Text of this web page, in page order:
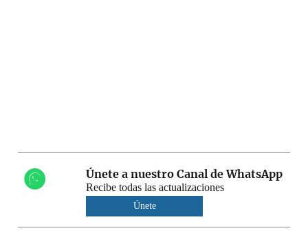
Únete a nuestro Canal de WhatsApp
Recibe todas las actualizaciones
Únete